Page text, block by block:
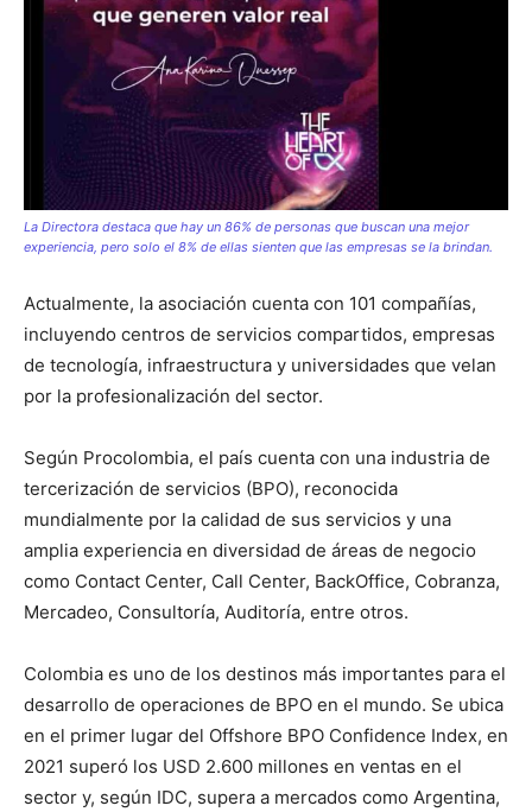
La Directora destaca que hay un 86% de personas que buscan una mejor
experiencia, pero solo el 8% de ellas sienten que las empresas se la brindan.
Actualmente, la asociación cuenta con 101 compañías,
incluyendo centros de servicios compartidos, empresas
de tecnología, infraestructura y universidades que velan
por la profesionalización del sector.
Según Procolombia, el país cuenta con una industria de
tercerización de servicios (BPO), reconocida
mundialmente por la calidad de sus servicios y una
amplia experiencia en diversidad de áreas de negocio
como Contact Center, Call Center, BackOffice, Cobranza,
Mercadeo, Consultoría, Auditoría, entre otros.
Colombia es uno de los destinos más importantes para el
desarrollo de operaciones de BPO en el mundo. Se ubica
en el primer lugar del Offshore BPO Confidence Index, en
2021 superó los USD 2.600 millones en ventas en el
sector y, según IDC, supera a mercados como Argentina,